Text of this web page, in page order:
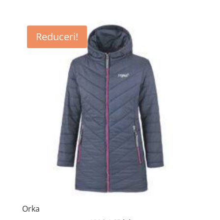
Reduceri!
Orka